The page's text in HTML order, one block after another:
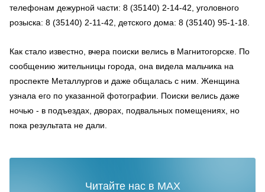
телефонам дежурной части: 8 (35140) 2-14-42, уголовного
розыска: 8 (35140) 2-11-42, детского дома: 8 (35140) 95-1-18.
Как стало известно, вчера поиски велись в Магнитогорске. По
сообщению жительницы города, она видела мальчика на
проспекте Металлургов и даже общалась с ним. Женщина
узнала его по указанной фотографии. Поиски велись даже
ночью - в подъездах, дворах, подвальных помещениях, но
пока результата не дали.
Читайте нас в MAX